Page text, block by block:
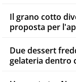
Il grano cotto
proposta per
Due dessert
gelateria dentro